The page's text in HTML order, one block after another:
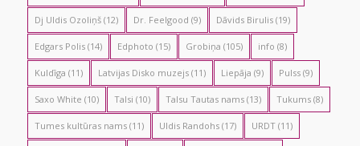
Dj Uldis Ozoliņš(12) Dr. Feelgood (9) Dāvids Birulis(19)
Edgars Polis(14) Edphoto (15) Grobiņa (105) info (8)
Kuldīga (11) Latvijas Disko muzejs(11) Liepāja (9) Pulss(9)
Saxo White (10) Talsi (10) Talsu Tautas nams(13) Tukums(8)
Tumes kultūras nams(11) Uldis Randohs(17) URDT(11)